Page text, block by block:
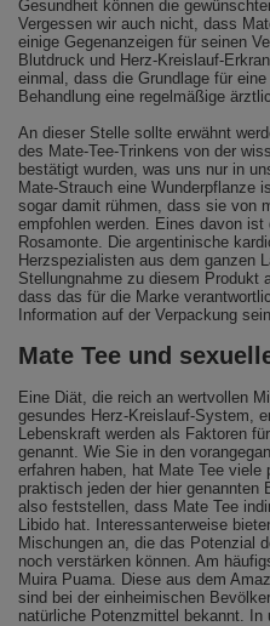
Gesundheit können die
Vergessen wir auch nicht, dass
einige Gegenanzeigen für seinen
Blutdruck und Herz-Kreislauf-
einmal, dass die Grundlage für
Behandlung eine regelmäßige
An dieser Stelle sollte erwähnt
des Mate-Tee-Trinkens von der
bestätigt wurden, was uns nur in
Mate-Strauch eine Wunderpflanze
sogar damit rühmen, dass sie von
empfohlen werden. Eines davon
Rosamonte. Die argentinische
Herzspezialisten aus dem ganzen
Stellungnahme zu diesem Produkt
dass das für die Marke
Information auf der Verpackung
Mate Tee und
Eine Diät, die reich an wertvollen
gesundes Herz-Kreislauf-System,
Lebenskraft werden als Faktoren
genannt. Wie Sie in den
erfahren haben, hat Mate Tee
praktisch jeden der hier genannten
also feststellen, dass Mate Tee
Libido hat. Interessanterweise
Mischungen an, die das Potenzial
noch verstärken können. Am
Muira Puama. Diese aus dem
sind bei der einheimischen
natürliche Potenzmittel bekannt. In